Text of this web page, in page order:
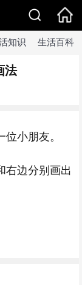
知识 生活百科
法
小朋友。
右边分别画出